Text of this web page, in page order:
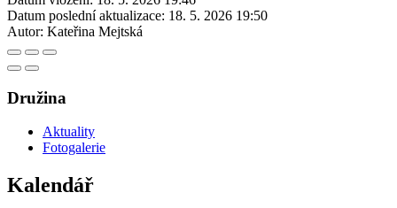
Datum poslední aktualizace: 18. 5. 2026 19:50
Autor: Kateřina Mejtská
Družina
Aktuality
Fotogalerie
Kalendář